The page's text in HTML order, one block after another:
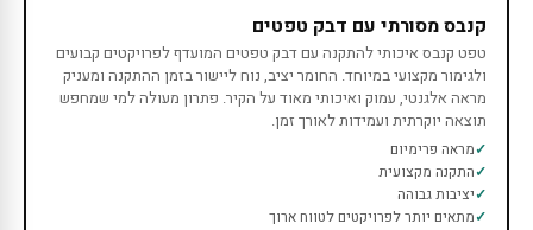
קנבס מסורתי עם דבק טפטים
טפט קנבס איכותי להתקנה עם דבק טפטים המועדף לפרויקטים קבועים
ולגימור מקצועי במיוחד. החומר יציב, נוח ליישור בזמן ההתקנה ומעניק
מראה אלגנטי, עמוק ואיכותי מאוד על הקיר. פתרון מעולה למי שמחפש
תוצאה יוקרתית ועמידות לאורך זמן.
מראה פרימיום
התקנה מקצועית
יציבות גבוהה
מתאים יותר לפרויקטים לטווח ארוך